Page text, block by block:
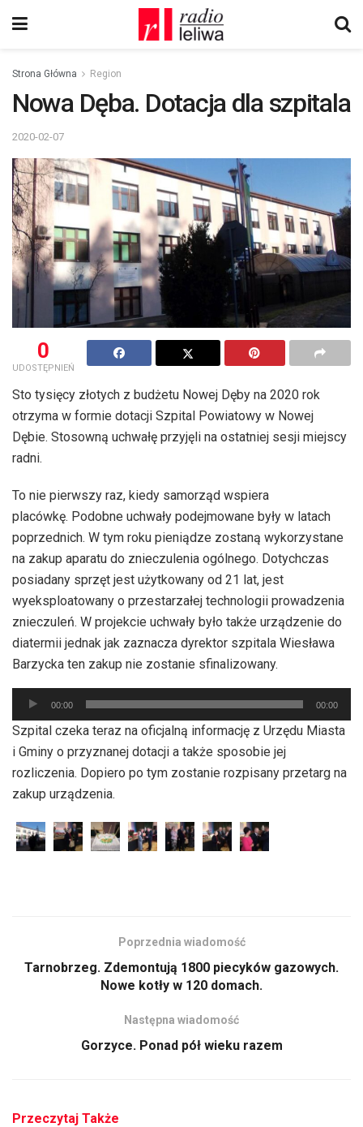
Strona Główna Region
Nowa Dęba. Dotacja dla szpitala
2020-02-07
0
UDOSTĘPNIEŃ
Sto tysięcy złotych z budżetu Nowej Dęby na 2020 rok
otrzyma w formie dotacji Szpital Powiatowy w Nowej
Dębie. Stosowną uchwałę przyjęli na ostatniej sesji miejscy
radni.
To nie pierwszy raz, kiedy samorząd wspiera
placówkę. Podobne uchwały podejmowane były w latach
poprzednich. W tym roku pieniądze zostaną wykorzystane
na zakup aparatu do znieczulenia ogólnego. Dotychczas
posiadany sprzęt jest użytkowany od 21 lat, jest
wyeksploatowany o przestarzałej technologii prowadzenia
znieczuleń. W projekcie uchwały było także urządzenie do
diatermii jednak jak zaznacza dyrektor szpitala Wiesława
Barzycka ten zakup nie zostanie sfinalizowany.
Odtwarzacz
plików
dźwiękowych
00:00 00:00
Szpital czeka teraz na oficjalną informację z Urzędu Miasta
i Gminy o przyznanej dotacji a także sposobie jej
rozliczenia. Dopiero po tym zostanie rozpisany przetarg na
zakup urządzenia.
Poprzednia wiadomość
Tarnobrzeg. Zdemontują 1800 piecyków gazowych.
Nowe kotły w 120 domach.
Następna wiadomość
Gorzyce. Ponad pół wieku razem
Przeczytaj Także